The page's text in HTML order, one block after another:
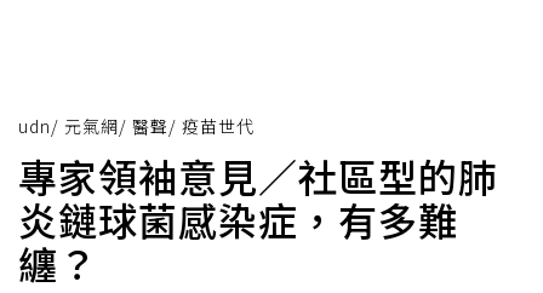
udn/ 元氣網/ 醫聲/ 疫苗世代
專家領袖意見／社區型的肺
炎鏈球菌感染症，有多難
纏？